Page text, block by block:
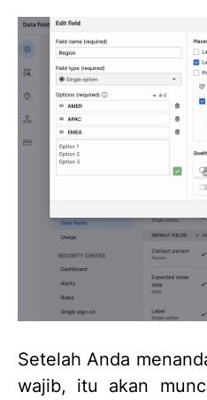
Setelah Anda
wajib, itu akan